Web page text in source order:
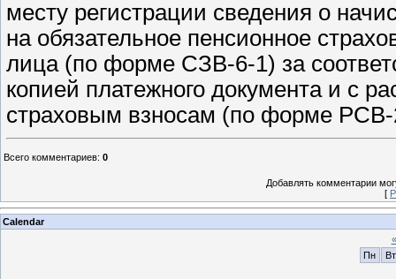
месту регистрации сведения о
на обязательное пенсионное
лица (по форме СЗВ-6-1) за
копией платежного документа и с
страховым взносам (по форме
Всего комментариев: 0
Добавлять комментарии
[
Calendar
«
Пн
Вт